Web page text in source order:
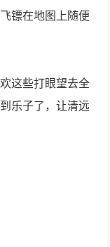
镖在地图上随便
这些打眼望去全
乐子了，让清远